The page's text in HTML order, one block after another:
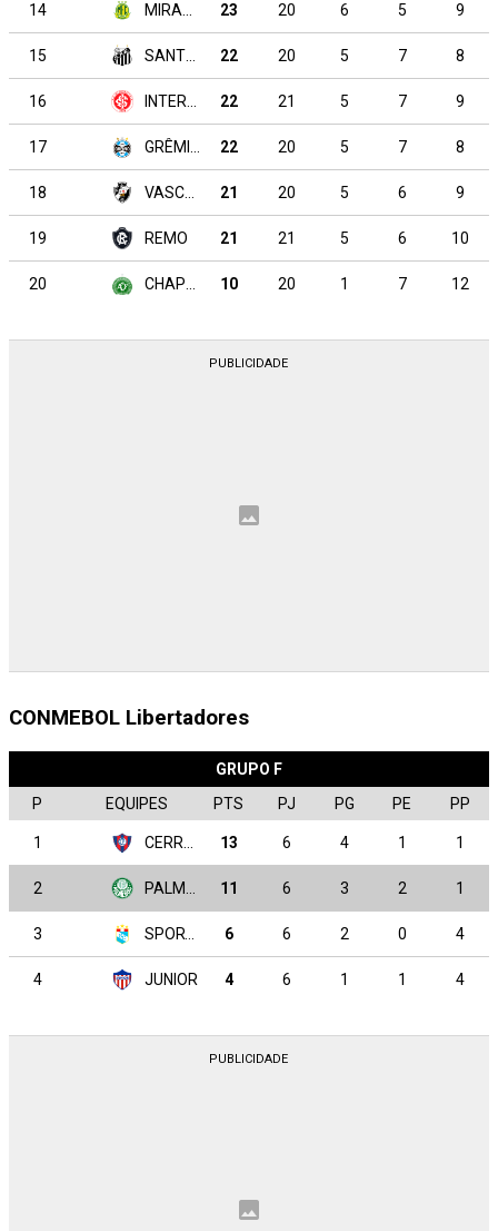
14 23 20 6 5 9
15 22 20 5 7 8
16 22 21 5 7 9
17 22 20 5 7 8
18 21 20 5 6 9
19 REMO 21 21 5 6 10
20 10 20 1 7 12
CONMEBOL Libertadores
GRUPO F
P
EQUIPES PTS PJ PG PE PP
1 13 6 4 1 1
2 11 6 3 2 1
3 6 6 2 0 4
4 JUNIOR 4 6 1 1 4